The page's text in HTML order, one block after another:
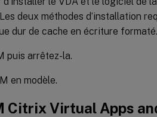
deux méthodes d’installation
dur de cache en écriture formaté.
puis arrêtez-la.
en modèle.
Citrix Virtual Apps